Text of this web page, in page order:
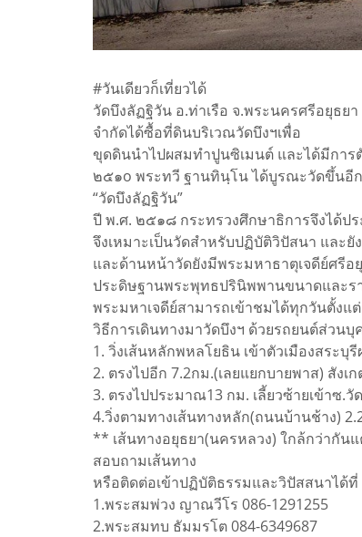
#วันเดียวก็เที่ยวได้
วัดบึงลัฏฐิวัน อ.ท่าเรือ จ.พระนครศรีอยุธ
จำกัดได้ซื้อที่ดินบริเวณวัดบึงฯเพื่อ
ขุดดินนำไปผสมทำปูนซิเมนต์ และได้มีกา
๒๕๑o พระทวี ฐานทินฺโน ได้บูรณะวัดขึ้นอี
“วัดบึงลัฏฐิวัน”
ปี พ.ศ. ๒๕๑๘ กระทรวงศึกษาธิการจึงได้ป
จึงเหมาะเป็นวัดสำหรับปฏิบัติวิปัสนา และ
และด้านหน้าวัดยังมีพระมหาธาตุเจดีย์ศรี
ประดิษฐานพระพุทธปรินิพพานขนาดและร
พระมหาเจดีย์สามารถเข้าชมได้ทุกวันตั้งแต่
วิธีการเดินทางมาวัดบึงฯ ด้วยรถยนต์ส่วนบุ
1. วิ่งเส้นหลักพหลโยธิน เข้าตัวเมืองสระบุ
2. ตรงไปอีก 7.2กม.(เลยแยกบายพาส) สัง
3. ตรงไปประมาณ13 กม. เลี้ยวซ้ายเข้าซ.
4.วิ่งตามทางเส้นทางหลัก(ถนนบ้านช้าง)
** เส้นทางอยุธยา(นครหลวง) ใกล้กว่ากัน
สอบถามเส้นทาง
หรือติดต่อเข้าปฏิบัติธรรมและวิปัสสนาได้ที่
1.พระสมพ่วง ญาณวีโร 086-1291255
2.พระสมทบ ธัมมรโต 084-6349687